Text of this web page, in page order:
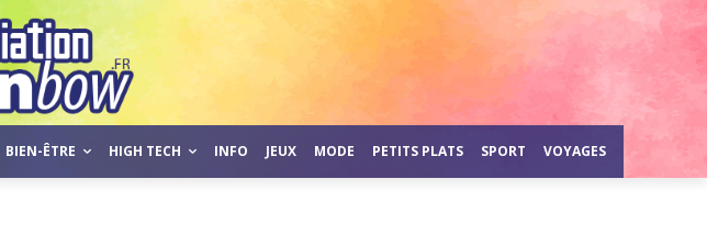
BIEN-ÊTRE HIGH TECH INFO JEUX MODE PETITS PLATS SPORT VOYAGES